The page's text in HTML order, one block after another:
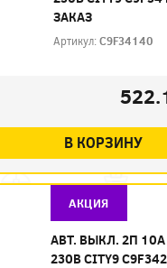
ЗАКАЗ
Артикул:C9F34140
В КОРЗИНУ
АКЦИЯ
АВТ. ВЫКЛ. 2П 10А
230В CITY9